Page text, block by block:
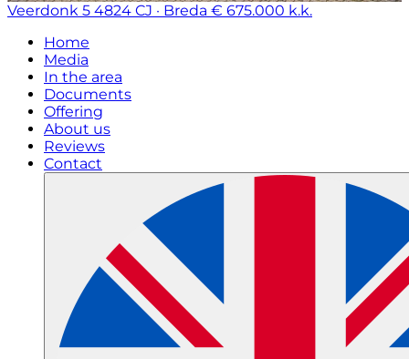
Veerdonk 5 4824 CJ · Breda € 675.000 k.k.
Home
Media
In the area
Documents
Offering
About us
Reviews
Contact